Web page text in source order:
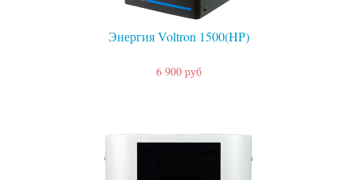
Энергия Voltron 1500(HP)
6 900 руб